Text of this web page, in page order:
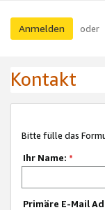
Anmelden oder
Kontakt
Bitte fülle das
Ihr Name: *
Primäre E-Mail